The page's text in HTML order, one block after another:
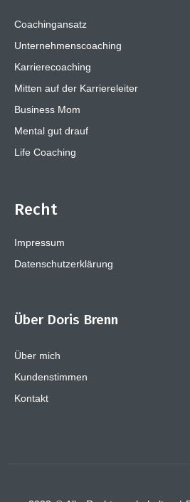
Coachingansatz
Unternehmenscoaching
Karrierecoaching
Mitten auf der Karriereleiter
Business Mom
Mental gut drauf
Life Coaching
Recht
Impressum
Datenschutzerklärung
Über Doris Brenn
Über mich
Kundenstimmen
Kontakt